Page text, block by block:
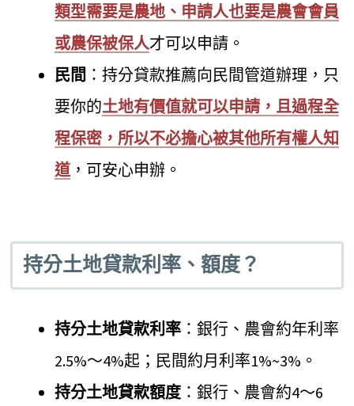
類型需要是農地、申請人也要是農會會員
或農保被保人才可以申請。
民間 ：持分貸款推薦向民間管道辦理，只
要你的土地有價值就可以申請，且過程全
程保密，所以不必擔心被其他所有權人知
道 ，可安心申辦。
持分土地貸款利率、額度？
持分土地貸款利率 ：銀行、農會約年利率
2.5%～4%起；民間約月利率1%~3%。
持分土地貸款額度 ：銀行、農會約4～6